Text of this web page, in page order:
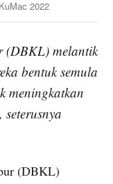
Mac 2022
(DBKL) melantik
bentuk semula
meningkatkan
(DBKL)